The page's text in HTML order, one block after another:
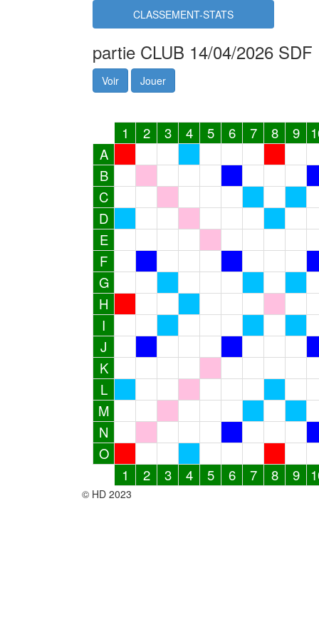
CLASSEMENT-STATS
partie CLUB 14/04/2026 SDF
Voir Jouer
1 2 3 4 5 6 7 8 9
A
B
C
D
E
F
G
H
I
J
K
L
M
N
O
1
2 3 4 5 6 7 8 9
© HD 2023